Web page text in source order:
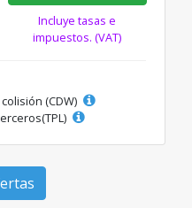
Incluye tasas e
impuestos. (VAT)
(CDW)